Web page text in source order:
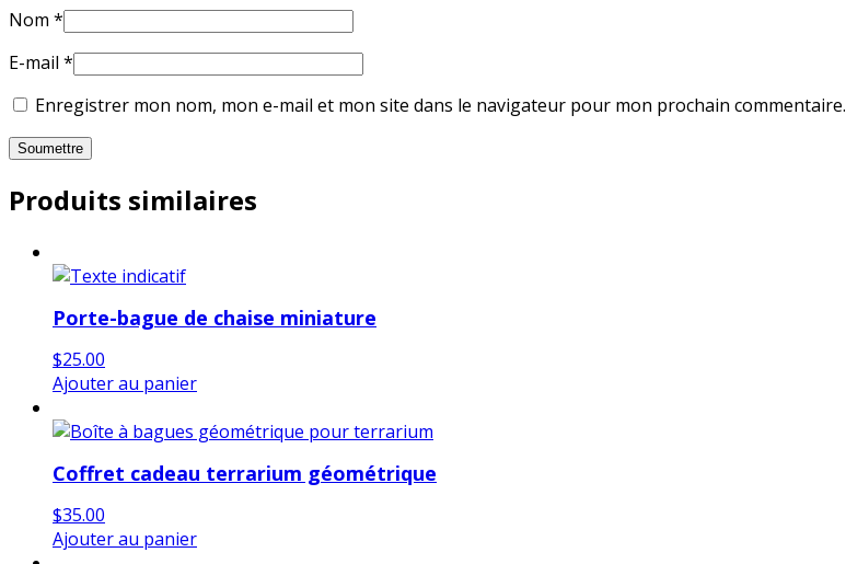
Nom *
E-mail *
Enregistrer mon nom, mon e-mail et mon site dans le navigateur pour mon prochain commentaire.
Produits similaires
Porte-bague de chaise miniature
$25.00
Ajouter au panier
Coffret cadeau terrarium géométrique
$35.00
Ajouter au panier